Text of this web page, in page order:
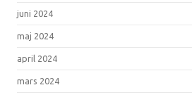
juni 2024
maj 2024
april 2024
mars 2024